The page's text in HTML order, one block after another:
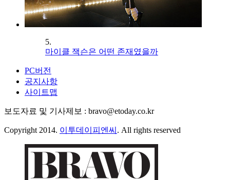
5.
마이클 잭슨은 어떤 존재였을까
PC버전
공지사항
사이트맵
보도자료 및 기사제보 : bravo@etoday.co.kr
Copyright 2014. 이투데이피엔씨 . All rights reserved